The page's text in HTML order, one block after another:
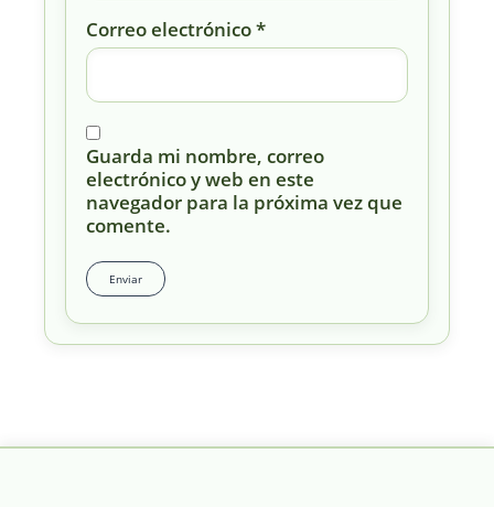
Correo electrónico*
Guarda mi nombre, correo
electrónico y web en este
navegador para la próxima vez que
comente.